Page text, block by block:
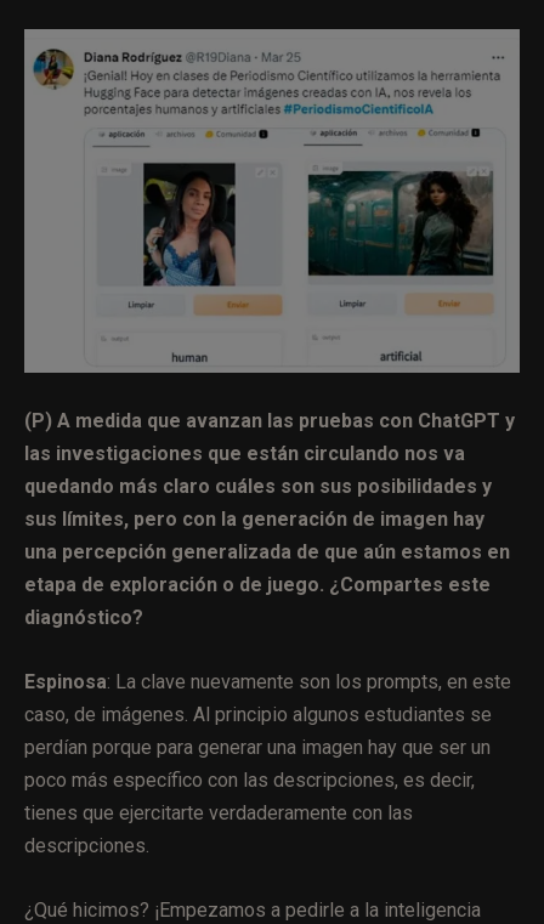
(P) A medida que avanzan las pruebas con ChatGPT y
las investigaciones que están circulando nos va
quedando más claro cuáles son sus posibilidades y
sus límites, pero con la generación de imagen hay
una percepción generalizada de que aún estamos en
etapa de exploración o de juego. ¿Compartes este
diagnóstico?
Espinosa: La clave nuevamente son los prompts, en este
caso, de imágenes. Al principio algunos estudiantes se
perdían porque para generar una imagen hay que ser un
poco más específico con las descripciones, es decir,
tienes que ejercitarte verdaderamente con las
descripciones.
¿Qué hicimos? ¡Empezamos a pedirle a la inteligencia